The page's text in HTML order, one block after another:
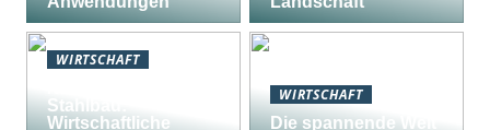
WIRTSCHAFT
Stahlbau:
Wirtschaftliche
WIRTSCHAFT
Die spannende Welt